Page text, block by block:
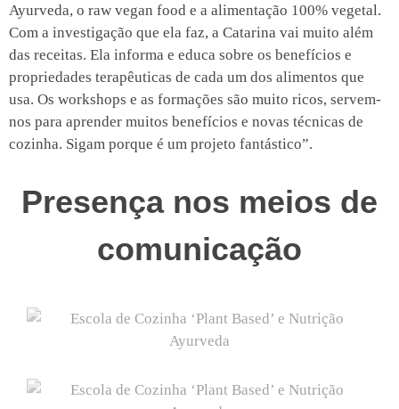
Ayurveda, o raw vegan food e a alimentação 100% vegetal.
Com a investigação que ela faz, a Catarina vai muito além
das receitas. Ela informa e educa sobre os benefícios e
propriedades terapêuticas de cada um dos alimentos que
usa. Os workshops e as formações são muito ricos, servem-
nos para aprender muitos benefícios e novas técnicas de
cozinha. Sigam porque é um projeto fantástico”.
Presença nos meios de
comunicação